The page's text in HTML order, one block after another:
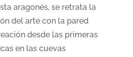
aragonés, se retrata la
del arte con la pared
desde las primeras
en las cuevas